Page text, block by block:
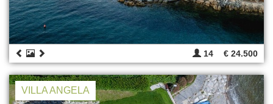
14 € 24.500
VILLA ANGELA